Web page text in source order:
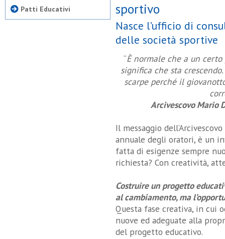
Patti Educativi
sportivo
Nasce l’ufficio di
delle società sportive
“È normale che a un
significa che sta
scarpe perché il
Arcivescovo Mario
Il messaggio
annuale degli oratori, è un
fatta di esigenze sempre
richiesta? Con creatività,
Costruire un progetto
al cambiamento, ma
Questa fase creativa, in cui
nuove ed adeguate alla
del progetto educativo.